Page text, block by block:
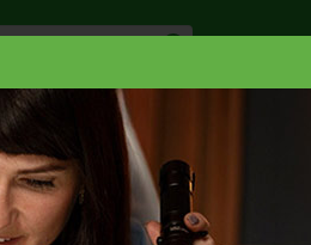
Hogar, Salud y
Belleza
Deli y Bakery